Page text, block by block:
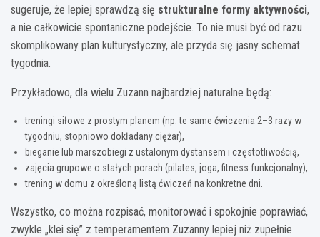
sugeruje, że lepiej sprawdzą się strukturalne formy aktywności,
a nie całkowicie spontaniczne podejście. To nie musi być od razu
skomplikowany plan kulturystyczny, ale przyda się jasny schemat
tygodnia.
Przykładowo, dla wielu Zuzann najbardziej naturalne będą:
treningi siłowe z prostym planem (np. te same ćwiczenia 2–3 razy w
tygodniu, stopniowo dokładany ciężar),
bieganie lub marszobiegi z ustalonym dystansem i częstotliwością,
zajęcia grupowe o stałych porach (pilates, joga, fitness funkcjonalny),
trening w domu z określoną listą ćwiczeń na konkretne dni.
Wszystko, co można rozpisać, monitorować i spokojnie poprawiać,
zwykle „klei się” z temperamentem Zuzanny lepiej niż zupełnie